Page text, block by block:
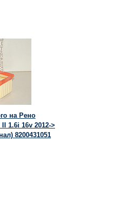
на Рено
1.6i 16v 2012->
8200431051